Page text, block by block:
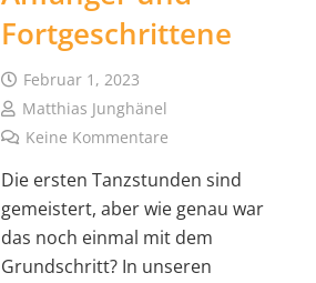
Fortgeschrittene
Februar 1, 2023
Matthias Junghänel
Keine Kommentare
Die ersten Tanzstunden sind
gemeistert, aber wie genau war
das noch einmal mit dem
Grundschritt? In unseren